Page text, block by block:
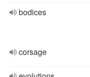
bodices
corsage